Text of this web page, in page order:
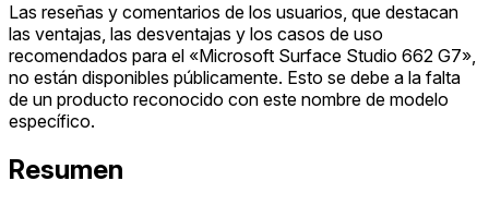
Las reseñas y comentarios de los usuarios, que destacan
las ventajas, las desventajas y los casos de uso
recomendados para el «Microsoft Surface Studio 662 G7»,
no están disponibles públicamente. Esto se debe a la falta
de un producto reconocido con este nombre de modelo
específico.
Resumen